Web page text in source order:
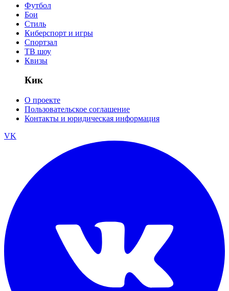
Футбол
Бои
Стиль
Киберспорт и игры
Спортзал
ТВ шоу
Квизы
Кик
О проекте
Пользовательское соглашение
Контакты и юридическая информация
VK